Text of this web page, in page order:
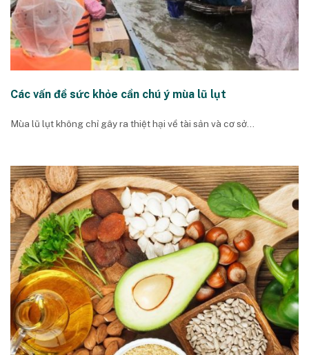
Các vấn đề sức khỏe cần chú ý mùa lũ lụt
Mùa lũ lụt không chỉ gây ra thiệt hại về tài sản và cơ sở...